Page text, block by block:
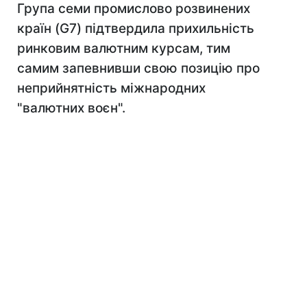
Група семи промислово розвинених
країн (G7) підтвердила прихильність
ринковим валютним курсам, тим
самим запевнивши свою позицію про
неприйнятність міжнародних
"валютних воєн".